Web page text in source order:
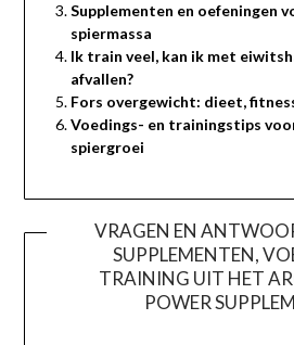
Supplementen en oefeningen
spiermassa
Ik train veel, kan ik met
afvallen?
Fors overgewicht: dieet,
Voedings- en trainingstips
spiergroei
VRAGEN EN
SUPPLEMENTEN,
TRAINING UIT HET
POWER